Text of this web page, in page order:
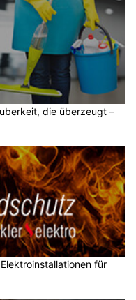
die überzeugt –
für